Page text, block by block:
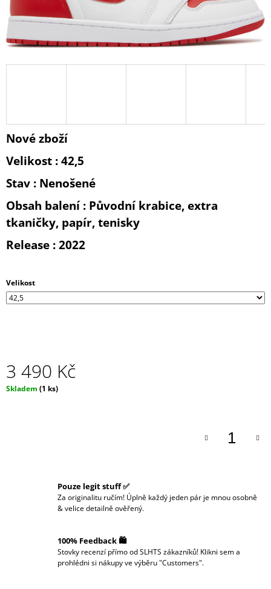
Nové zboží
Velikost : 42,5
Stav : Nenošené
Obsah balení : Původní krabice, extra
tkaničky, papír, tenisky
Release : 2022
Velikost
3 490 Kč
Měrná
Skladem (1 ks)
Pouze legit stuff ✅
Za originalitu ručím! Úplně každý jeden pár je mnou osobně
& velice detailně ověřený.
100% Feedback 🛍️
Stovky recenzí přímo od SLHTS zákazníků! Klikni sem a
prohlédni si nákupy ve výběru "Customers".
A
Í
T
D
O
P
O
U
J
E
M